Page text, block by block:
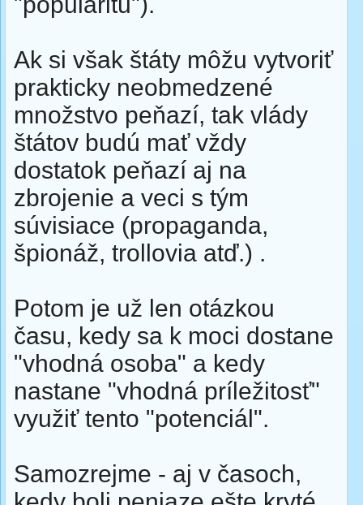
Ak si však štáty môžu vytvoriť
prakticky neobmedzené
množstvo peňazí, tak vlády
štátov budú mať vždy
dostatok peňazí aj na
zbrojenie a veci s tým
súvisiace (propaganda,
špionáž, trollovia atď.) .
Potom je už len otázkou
času, kedy sa k moci dostane
"vhodná osoba" a kedy
nastane "vhodná príležitosť"
využiť tento "potenciál".
Samozrejme - aj v časoch,